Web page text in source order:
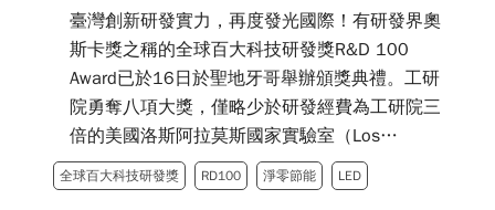
臺灣創新研發實力，再度發光國際！有研發界奧
斯卡獎之稱的全球百大科技研發獎R&D 100
Award已於16日於聖地牙哥舉辦頒獎典禮。工研
院勇奪八項大獎，僅略少於研發經費為工研院三
倍的美國洛斯阿拉莫斯國家實驗室（Los
Alamos National Laboratory），超越麻省理工
林肯實驗室、西門子醫療設備學院、NASA研究
全球百大科技研發獎 RD100 淨零節能 LED